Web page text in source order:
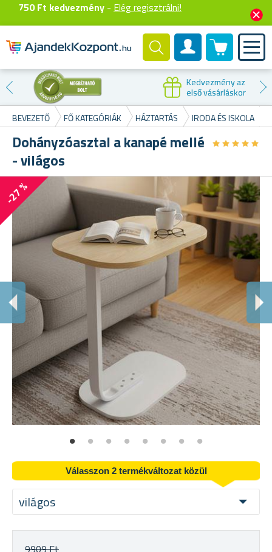
750 Ft kedvezmény - Elég regisztrálni!
Felhasználók fiók
0 termék
Kedvezmény az
első vásárláskor
BEVEZETŐ FŐ KATEGÓRIÁK HÁZTARTÁS IRODA ÉS ISKOLA
Dohányzóasztal a kanapé mellé
- világos
★★★★★
★★★★★
-27 %
Válasszon 2 termékváltozat közül
világos
9909 Ft